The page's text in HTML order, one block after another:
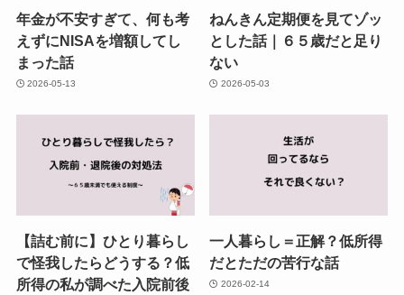
年金が不安すぎて、何も考
えずにNISAを増額してし
まった話
2026-05-13
ねんきん定期便を見てゾッ
とした話｜６５歳だと足り
ない
2026-05-03
【詰む前に】ひとり暮らし
で怪我したらどうする？低
所得の私が調べた入院前後
一人暮らし＝正解？低所得
だとただの苦行な話
2026-02-14